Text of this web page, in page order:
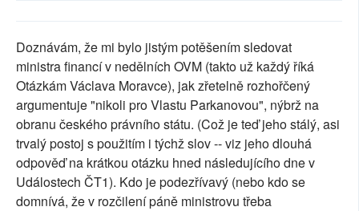
AUTOŘI
PŘÍSPĚVKY NA PROVOZ
SOCIÁLNÍ SÍTĚ
RUBRIKY
Doznávám, že mi bylo jistým potěšením sledovat
ministra financí v nedělních OVM (takto už každý říká
Otázkám Václava Moravce), jak zřetelně rozhořčený
argumentuje "nikoli pro Vlastu Parkanovou", nýbrž na
obranu českého právního státu. (Což je teď jeho stálý, asi
trvalý postoj s použitím i týchž slov -- viz jeho dlouhá
odpověď na krátkou otázku hned následujícího dne v
Událostech ČT1). Kdo je podezřívavý (nebo kdo se
domnívá, že v rozčilení páně ministrovu třeba